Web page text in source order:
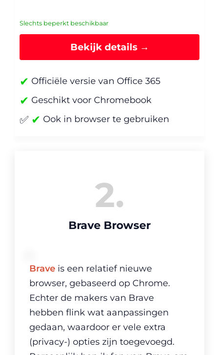
Slechts beperkt beschikbaar
Bekijk details →
✔ Officiële versie van Office 365
✔ Geschikt voor Chromebook
✅ ✔ Ook in browser te gebruiken
2
Brave Browser
Brave is een relatief nieuwe
browser, gebaseerd op Chrome.
Echter de makers van Brave
hebben flink wat aanpassingen
gedaan, waardoor er vele extra
(privacy-) opties zijn toegevoegd.